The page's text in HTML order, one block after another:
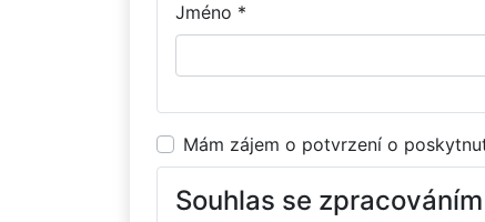
Jméno *
Mám zájem o potvrzení o
Souhlas se